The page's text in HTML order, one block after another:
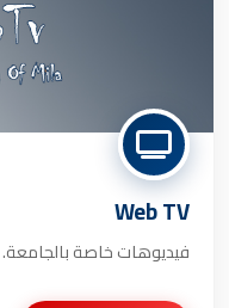
Web TV
فيديوهات خاصة بالجامعة.